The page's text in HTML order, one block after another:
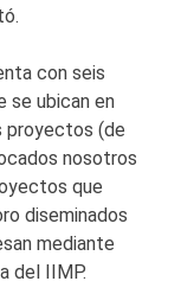
con seis
se ubican en
proyectos (de
nosotros
que
diseminados
mediante
del IIMP.